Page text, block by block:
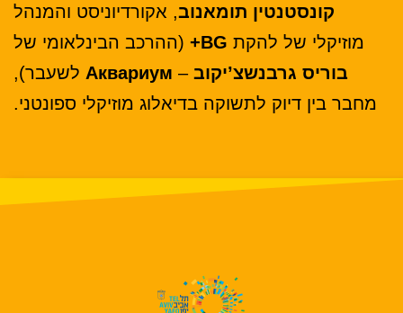
קונסטנטין תומאנוב, אקורדיוניסט והמנהל
מוזיקלי של להקת BG+
(ההרכב הבינלאומי של
בוריס גרבנשצ’יקוב –
Аквариум לשעבר),
מחבר בין דיוק לתשוקה בדיאלוג מוזיקלי ספונטני.